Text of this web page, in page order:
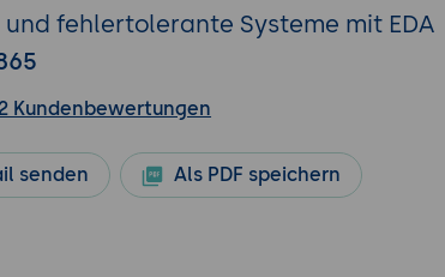
fehlertolerante Systeme mit EDA
2 Kundenbewertungen
senden Als PDF speichern